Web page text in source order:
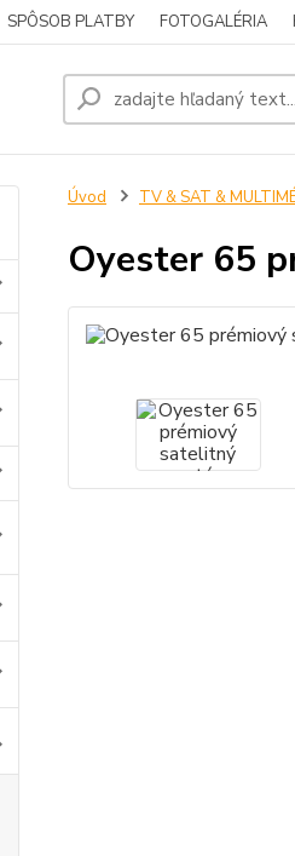
SPÔSOB PLATBY FOTOGALÉRIA
Úvod TV & SAT &
Oyester 65